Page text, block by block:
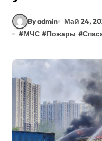
By admin Май 24,
#МЧС #Пожары #